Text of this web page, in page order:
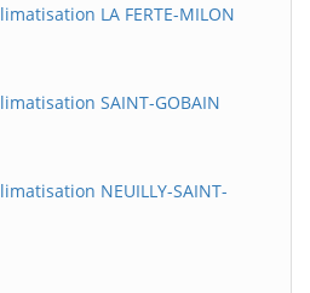
LA FERTE-MILON
SAINT-GOBAIN
NEUILLY-SAINT-